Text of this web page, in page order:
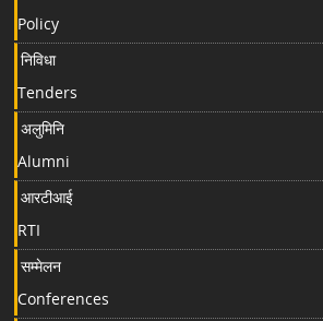
Policy
निविधा
Tenders
अलुमिनि
Alumni
आरटीआई
RTI
सम्मेलन
Conferences